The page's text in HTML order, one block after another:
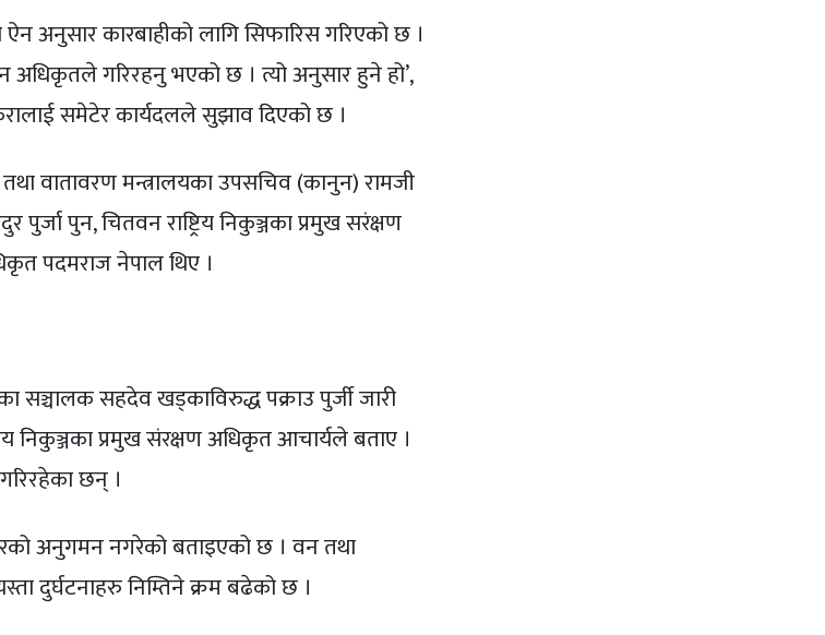
अनुसार कारबाहीको लागि सिफारिस गरिएको छ ।
अधिकृतले गरिरहनु भएको छ । त्यो अनुसार हुने हो’,
समेटेर कार्यदलले सुझाव दिएको छ ।
वातावरण मन्त्रालयका उपसचिव (कानुन) रामजी
पुर्जा पुन, चितवन राष्ट्रिय निकुञ्जका प्रमुख सरंक्षण
पदमराज नेपाल थिए ।
सञ्चालक सहदेव खड्काविरुद्ध पक्राउ पुर्जी जारी
निकुञ्जका प्रमुख संरक्षण अधिकृत आचार्यले बताए ।
छन् ।
अनुगमन नगरेको बताइएको छ । वन तथा
दुर्घटनाहरु निम्तिने क्रम बढेको छ ।